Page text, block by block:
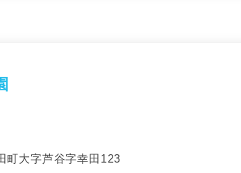
町大字芦谷字幸田123